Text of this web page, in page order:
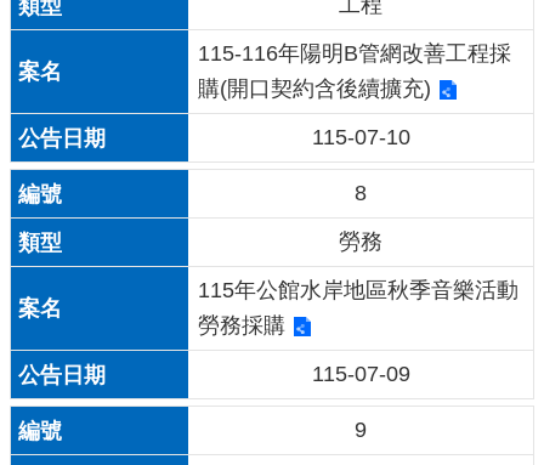
工程
115-116年陽明B管網改善工程採
購(開口契約含後續擴充)
115-07-10
8
勞務
115年公館水岸地區秋季音樂活動
勞務採購
115-07-09
9